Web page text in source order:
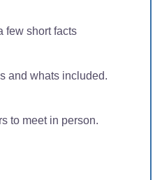
few short facts
and whats included.
to meet in person.